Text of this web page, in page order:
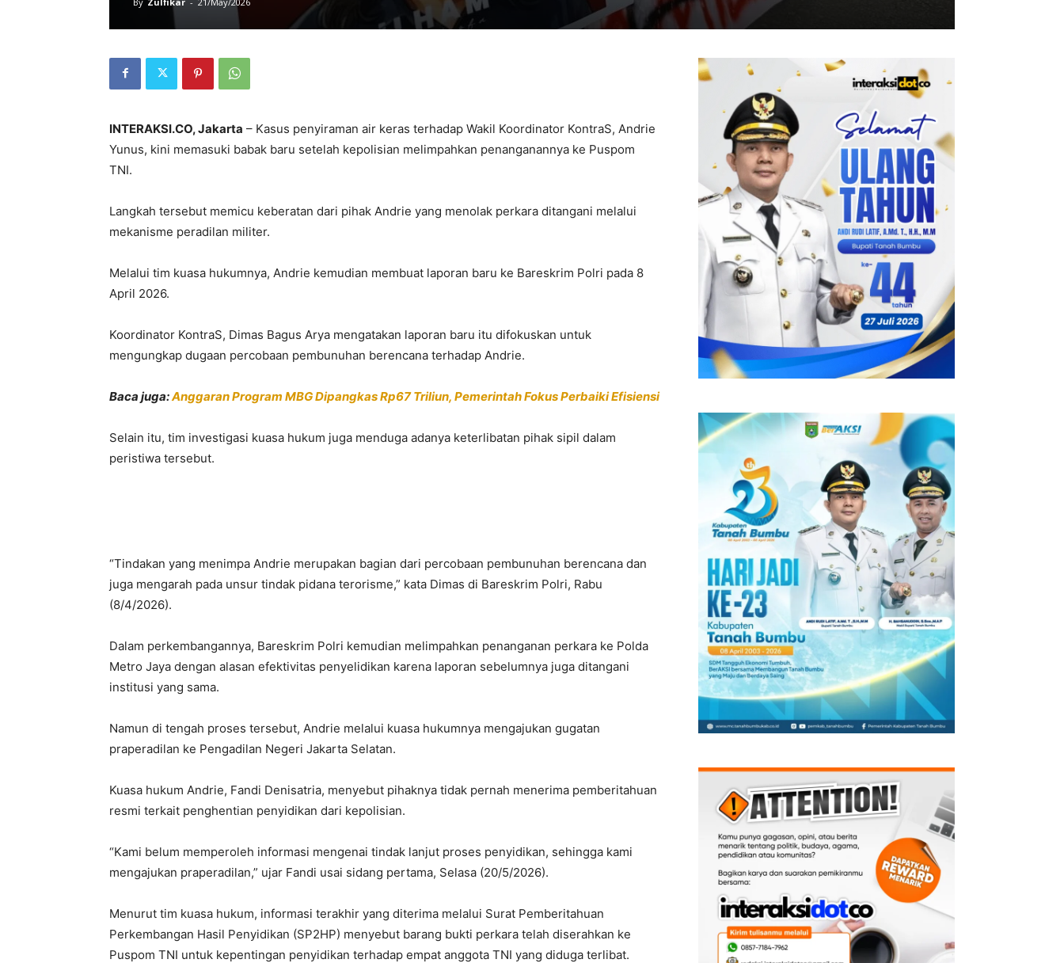
INTERAKSI.CO, Jakarta – Kasus penyiraman air keras terhadap Wakil Koordinator KontraS, Andrie
Yunus, kini memasuki babak baru setelah kepolisian melimpahkan penanganannya ke Puspom
TNI.
Langkah tersebut memicu keberatan dari pihak Andrie yang menolak perkara ditangani melalui
mekanisme peradilan militer.
Melalui tim kuasa hukumnya, Andrie kemudian membuat laporan baru ke Bareskrim Polri pada 8
April 2026.
Koordinator KontraS, Dimas Bagus Arya mengatakan laporan baru itu difokuskan untuk
mengungkap dugaan percobaan pembunuhan berencana terhadap Andrie.
Baca juga:Anggaran Program MBG Dipangkas Rp67 Triliun, Pemerintah Fokus Perbaiki Efisiensi
Selain itu, tim investigasi kuasa hukum juga menduga adanya keterlibatan pihak sipil dalam
peristiwa tersebut.
“Tindakan yang menimpa Andrie merupakan bagian dari percobaan pembunuhan berencana dan
juga mengarah pada unsur tindak pidana terorisme,” kata Dimas di Bareskrim Polri, Rabu
(8/4/2026).
Dalam perkembangannya, Bareskrim Polri kemudian melimpahkan penanganan perkara ke Polda
Metro Jaya dengan alasan efektivitas penyelidikan karena laporan sebelumnya juga ditangani
institusi yang sama.
Namun di tengah proses tersebut, Andrie melalui kuasa hukumnya mengajukan gugatan
praperadilan ke Pengadilan Negeri Jakarta Selatan.
Kuasa hukum Andrie, Fandi Denisatria, menyebut pihaknya tidak pernah menerima pemberitahuan
resmi terkait penghentian penyidikan dari kepolisian.
“Kami belum memperoleh informasi mengenai tindak lanjut proses penyidikan, sehingga kami
mengajukan praperadilan,” ujar Fandi usai sidang pertama, Selasa (20/5/2026).
Menurut tim kuasa hukum, informasi terakhir yang diterima melalui Surat Pemberitahuan
Perkembangan Hasil Penyidikan (SP2HP) menyebut barang bukti perkara telah diserahkan ke
Puspom TNI untuk kepentingan penyidikan terhadap empat anggota TNI yang diduga terlibat.